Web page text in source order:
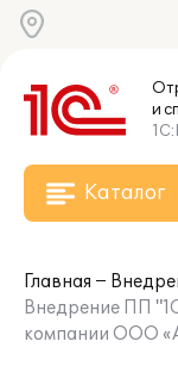
и
Каталог
Главная
Внедрение ПП
компании ООО